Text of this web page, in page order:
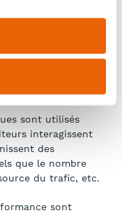
permettent
des plateformes
et
sont utilisés
interagissent
des
que le nombre
du trafic, etc.
sont